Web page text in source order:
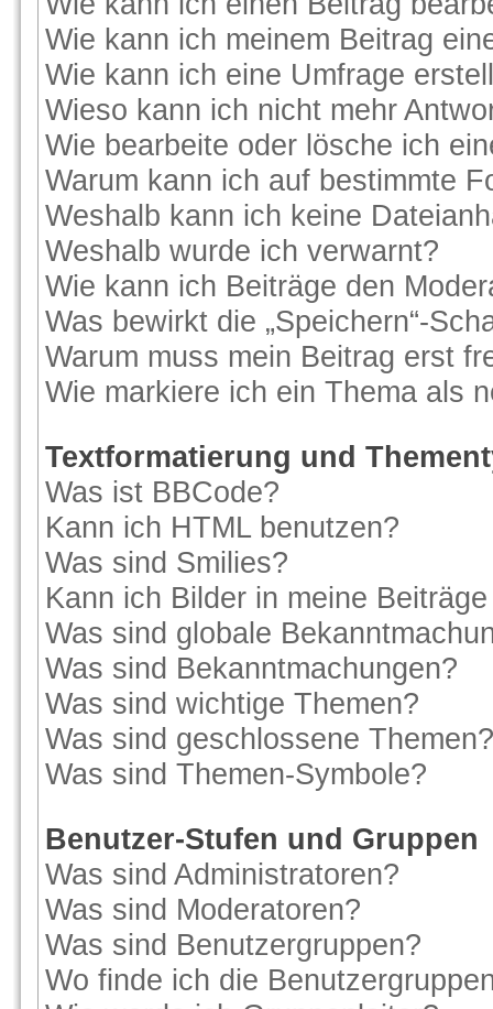
Wie kann ich meinem Beitrag
Wie kann ich eine Umfrage
Wieso kann ich nicht mehr
Wie bearbeite oder lösche ich
Warum kann ich auf bestimmte
Weshalb kann ich keine
Weshalb wurde ich verwarnt?
Wie kann ich Beiträge den
Was bewirkt die „Speichern“-
Warum muss mein Beitrag erst
Wie markiere ich ein Thema als
Textformatierung und
Was ist BBCode?
Kann ich HTML benutzen?
Was sind Smilies?
Kann ich Bilder in meine
Was sind globale
Was sind Bekanntmachungen?
Was sind wichtige Themen?
Was sind geschlossene Themen?
Was sind Themen-Symbole?
Benutzer-Stufen und Gruppen
Was sind Administratoren?
Was sind Moderatoren?
Was sind Benutzergruppen?
Wo finde ich die